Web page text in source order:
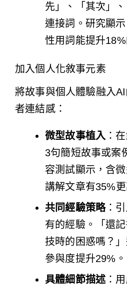
先」、「其次」
連接詞。研究顯
性用詞能提升
加入個人化敘事元素
將故事與個人體驗融入
者連結感：
微型故事植入 ：
3句簡短故事或案
容測試顯示，含
講解文章有35%
共同經驗策略：
有的經驗。「還
技時的困惑嗎？
參與度提升29%。
具體細節描述：